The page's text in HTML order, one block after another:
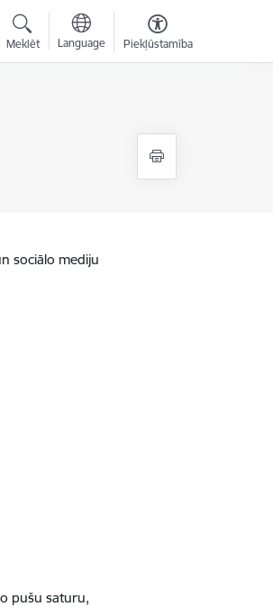
Meklēt Language Piekļūstamība
sociālo mediju
pušu saturu,